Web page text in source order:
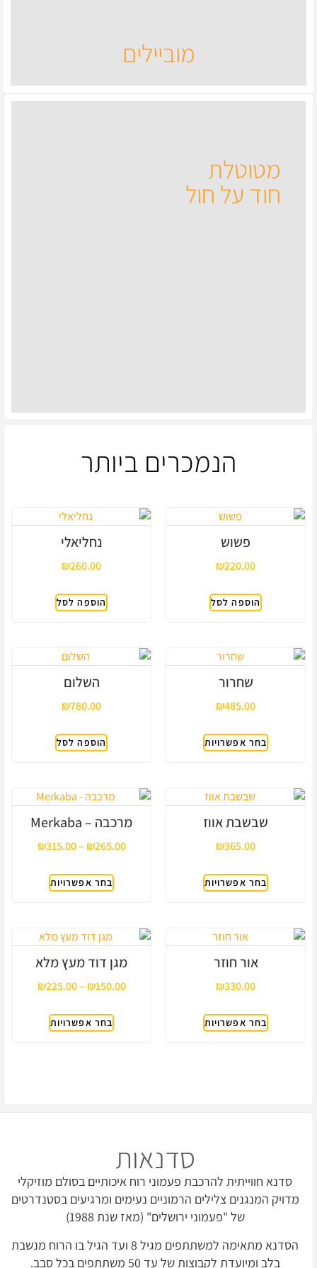
מוביילים
מטוטלת
חוד על חול
הנמכרים ביותר
פשוש
₪220.00
הוספה לסל
נחליאלי
₪260.00
הוספה לסל
שחרור
₪485.00
בחר אפשרויות
השלום
₪780.00
הוספה לסל
שבשבת אווז
₪365.00
בחר אפשרויות
מרכבה – Merkaba
₪265.00
–
₪315.00
בחר אפשרויות
אור חוזר
₪330.00
בחר אפשרויות
מגן דוד מעץ מלא
₪150.00
–
₪225.00
בחר אפשרויות
סדנאות
סדנא חווייתית להרכבת פעמוני רוח איכותיים בסולם מוזיקלי
מדויק המנגנים צלילים הרמוניים נעימים ומרגיעים בסטנדרטים
של "פעמוני ירושלים" (מאז שנת 1988)
הסדנא מתאימה למשתתפים מגיל 8 ועד הגיל בו הרוח מנשבת
בלב ומיועדת לקבוצות של עד 50 משתתפים בכל סבב.